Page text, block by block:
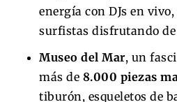
energía con DJs en
surfistas disfrutando de
Museo del Mar, un
más de 8.000 piezas
tiburón, esqueletos de